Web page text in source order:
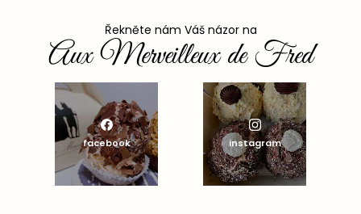
Řekněte nám Váš názor na
Aux Merveilleux de Fred
facebook instagram